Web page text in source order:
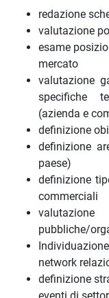
redazione
valutazione
esame
mercato
valutazione
specifiche
(azienda e
definizione
definizione
paese)
definizione
commerciali
pubbliche/
network
definizione